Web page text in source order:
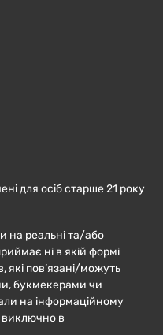
для осіб старше 21 року
на реальні та/або
ні в якій формі
які пов’язані/можуть
букмекерами чи
на інформаційному
виключно в